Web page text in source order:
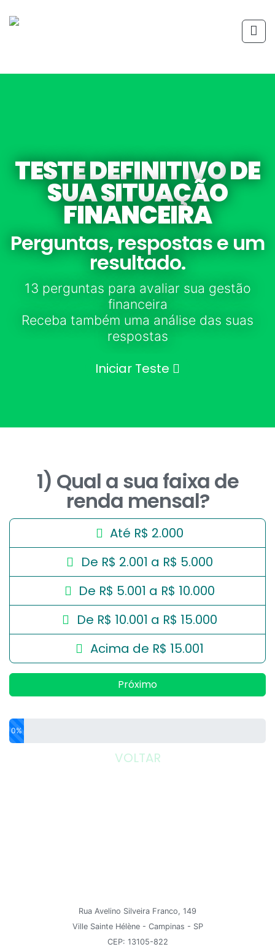
TESTEDEFINITIVODE
SUA SITUAÇÃO
FINANCEIRA
Perguntas, respostas e um
resultado.
13 perguntas para avaliar sua gestão
financeira
Receba também uma análise das suas
respostas
Iniciar Teste
1) Qual a sua faixa de
renda mensal?
Até R$ 2.000
De R$ 2.001 a R$ 5.000
De R$ 5.001 a R$ 10.000
De R$ 10.001 a R$ 15.000
Acima de R$ 15.001
Próximo
0%
VOLTAR
Rua Avelino Silveira Franco, 149
Ville Sainte Hélène - Campinas - SP
CEP: 13105-822